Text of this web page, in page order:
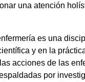
una atención
es una
y en la
acciones de las
por